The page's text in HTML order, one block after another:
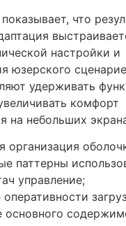
что
настройки и
юзерского
удерживать
комфорт
на небольших
организация
паттерны
управление;
основного